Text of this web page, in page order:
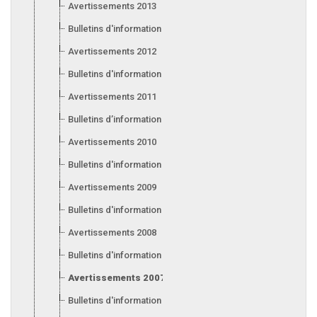
Avertissements 2013
Bulletins d'information 2013
Avertissements 2012
Bulletins d'information 2012
Avertissements 2011
Bulletins d’information 2011
Avertissements 2010
Bulletins d'information 2010
Avertissements 2009
Bulletins d'information 2009
Avertissements 2008
Bulletins d'information 2008
Avertissements 2007
Bulletins d'information 2007